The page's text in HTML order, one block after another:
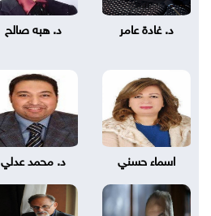
د. غادة عامر د. هبه صالح
اسماء حسني د. محمد عدلي